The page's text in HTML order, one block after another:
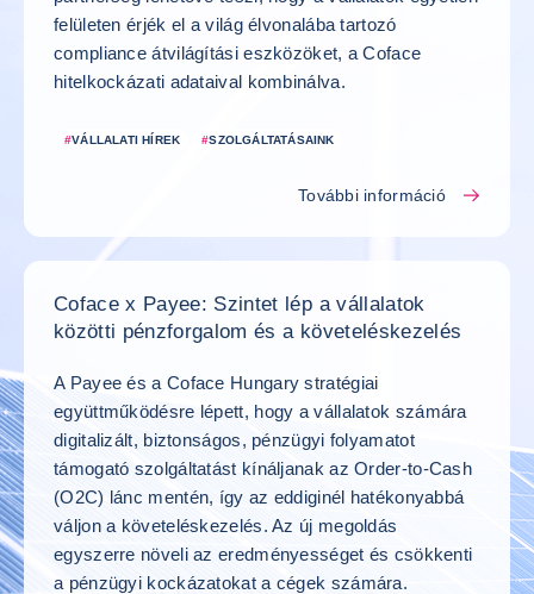
felületen érjék el a világ élvonalába tartozó
compliance átvilágítási eszközöket, a Coface
hitelkockázati adataival kombinálva.
#VÁLLALATI HÍREK #SZOLGÁLTATÁSAINK
További információ
Coface x Payee: Szintet lép a vállalatok
közötti pénzforgalom és a követeléskezelés
A Payee és a Coface Hungary stratégiai
együttműködésre lépett, hogy a vállalatok számára
digitalizált, biztonságos, pénzügyi folyamatot
támogató szolgáltatást kínáljanak az Order-to-Cash
(O2C) lánc mentén, így az eddiginél hatékonyabbá
váljon a követeléskezelés. Az új megoldás
egyszerre növeli az eredményességet és csökkenti
a pénzügyi kockázatokat a cégek számára.